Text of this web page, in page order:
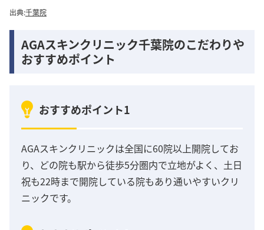
出典:千葉院
AGAスキンクリニック千葉院のこだわりや
おすすめポイント
おすすめポイント1
AGAスキンクリニックは全国に60院以上開院してお
り、どの院も駅から徒歩5分圏内で立地がよく、土日
祝も22時まで開院している院もあり通いやすいクリ
ニックです。